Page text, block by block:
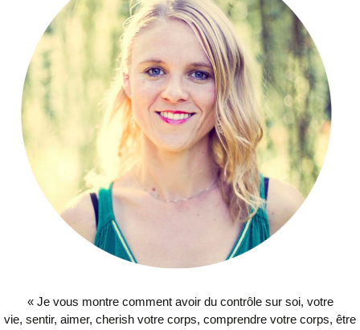
« Je vous montre comment avoir du contrôle sur soi, votre
vie, sentir, aimer, cherish votre corps, comprendre votre corps, être